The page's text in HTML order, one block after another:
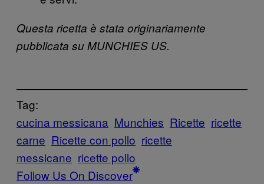
Questa ricetta è stata originariamente
pubblicata su MUNCHIES US.
Tag:
cucina messicana Munchies Ricette ricette
carne Ricette con pollo ricette
messicane ricette pollo
Follow Us On Discover